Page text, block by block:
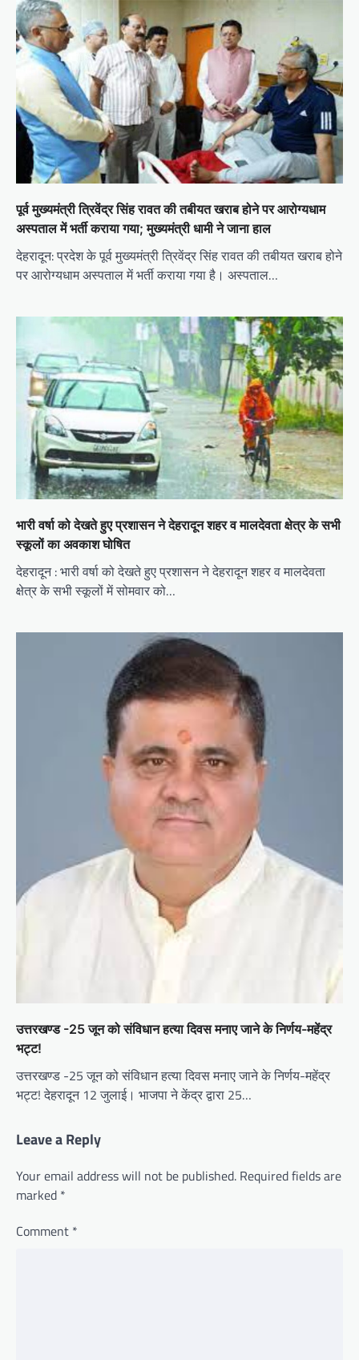
i
g
a
t
i
o
पूर्व मुख्यमंत्री त्रिवेंद्र सिंह रावत की तबीयत खराब होने पर आरोग्यधाम
अस्पताल में भर्ती कराया गया; मुख्‍यमंत्री धामी ने जाना हाल
देहरादून: प्रदेश के पूर्व मुख्यमंत्री त्रिवेंद्र सिंह रावत की तबीयत खराब होने
पर आरोग्यधाम अस्पताल में भर्ती कराया गया है। अस्पताल…
भारी वर्षा को देखते हुए प्रशासन ने देहरादून शहर व मालदेवता क्षेत्र के सभी
स्कूलों का अवकाश घोषित
देहरादून : भारी वर्षा को देखते हुए प्रशासन ने देहरादून शहर व मालदेवता
क्षेत्र के सभी स्कूलों में सोमवार को…
उत्तरखण्ड -25 जून को संविधान हत्या दिवस मनाए जाने के निर्णय-महेंद्र
भट्ट!
उत्तरखण्ड -25 जून को संविधान हत्या दिवस मनाए जाने के निर्णय-महेंद्र
भट्ट! देहरादून 12 जुलाई। भाजपा ने केंद्र द्वारा 25…
Leave a Reply
Your email address will not be published. Required fields are
marked *
Comment *